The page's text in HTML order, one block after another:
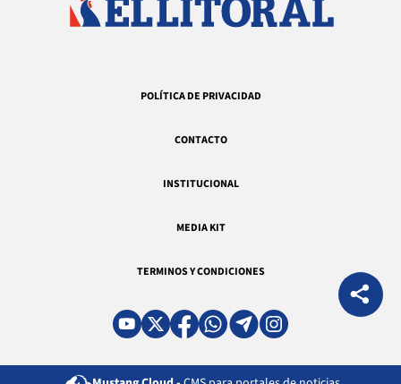
POLÍTICA DE PRIVACIDAD
CONTACTO
INSTITUCIONAL
MEDIA KIT
TERMINOS Y CONDICIONES